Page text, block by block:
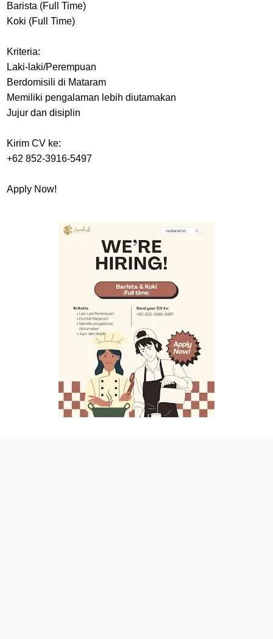
Barista (Full Time)
Koki (Full Time)
Kriteria:
Laki-laki/Perempuan
Berdomisili di Mataram
Memiliki pengalaman lebih diutamakan
Jujur dan disiplin
Kirim CV ke:
+62 852-3916-5497
Apply Now!